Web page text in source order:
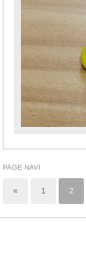
PAGE NAVI
« 1 2